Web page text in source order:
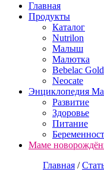
Главная
Продукты
Каталог
Nutrilon
Малыш
Малютка
Bebelac Gold
Neocate
Энциклопедия
Развитие
Здоровье
Питание
Маме
Главная /